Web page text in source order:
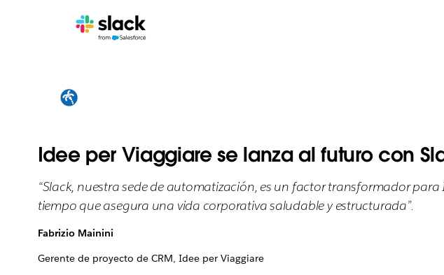
Idee per Viaggiare se lanza al futuro con
“Slack, nuestra sede de automatización, es un factor transformador
tiempo que asegura una vida corporativa saludable y estructurada”.
Fabrizio Mainini
Gerente de proyecto de CRM, Idee per Viaggiare